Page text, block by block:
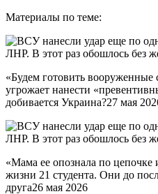
Материалы по теме:
«Будем готовить
угрожает нанести
добивается Украина?27 мая
«Мама ее опознала по
жизни 21 студента. Они до
друга26 мая 2026